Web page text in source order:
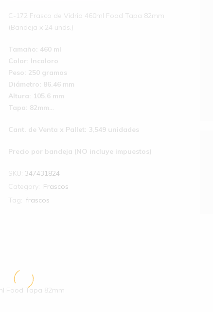
C-172 Frasco de Vidrio 460ml Food Tapa 82mm
(Bandeja x 24 unds.)
Tamaño: 460 ml
Color: Incoloro
Peso: 250 gramos
Diámetro: 86.46 mm
Altura: 105.6 mm
Tapa: 82mm…
Cant. de Venta x Pallet: 3,549 unidades
Precio por bandeja (NO incluye impuestos)
SKU: 347431824
Category: Frascos
Tag: frascos
Food Tapa 82mm